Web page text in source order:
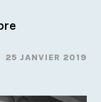
25 JANVIER 2019